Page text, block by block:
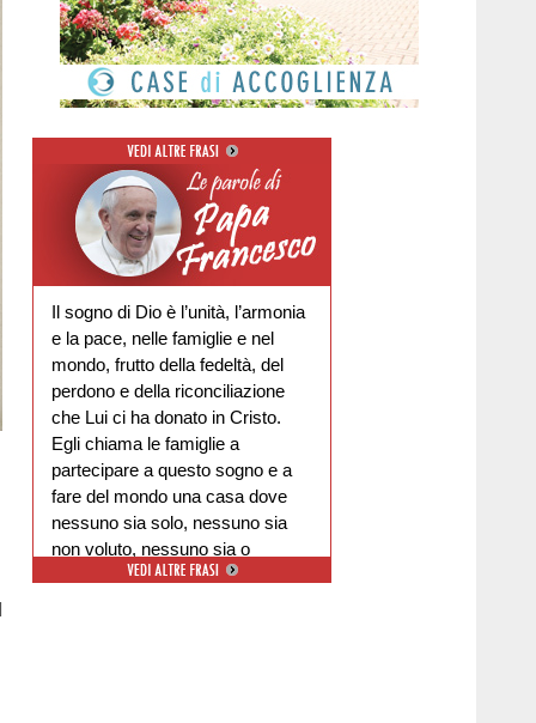
Il sogno di Dio è l’unità, l’armonia
e la pace, nelle famiglie e nel
mondo, frutto della fedeltà, del
perdono e della riconciliazione
che Lui ci ha donato in Cristo.
Egli chiama le famiglie a
partecipare a questo sogno e a
fare del mondo una casa dove
nessuno sia solo, nessuno sia
non voluto, nessuno sia o